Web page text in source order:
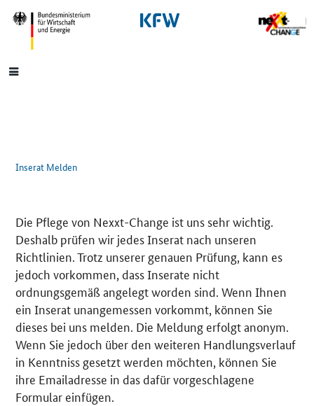
SrOnlyNavigation
Hauptmenü
Inserat Melden
Die Pflege von Nexxt-Change ist uns sehr wichtig.
Deshalb prüfen wir jedes Inserat nach unseren
Richtlinien. Trotz unserer genauen Prüfung, kann es
jedoch vorkommen, dass Inserate nicht
ordnungsgemäß angelegt worden sind. Wenn Ihnen
ein Inserat unangemessen vorkommt, können Sie
dieses bei uns melden. Die Meldung erfolgt anonym.
Wenn Sie jedoch über den weiteren Handlungsverlauf
in Kenntniss gesetzt werden möchten, können Sie
ihre Emailadresse in das dafür vorgeschlagene
Formular einfügen.